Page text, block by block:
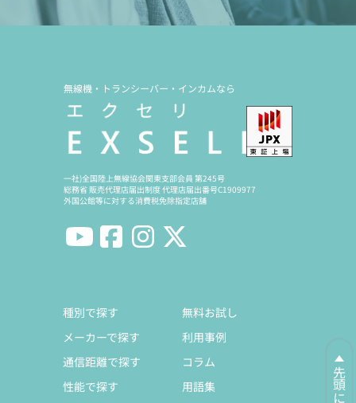
無線機・トランシーバー・インカムなら
一社)全国陸上無線協会関東支部会員 第245号
総務省 販売代理店届出制度 代理店届出番号C1909977
外国公館等に対する消費税免除指定店舗
種別で探す
メーカーで探す
通信距離で探す
性能で探す
無料お試し
利用事例
コラム
用語集